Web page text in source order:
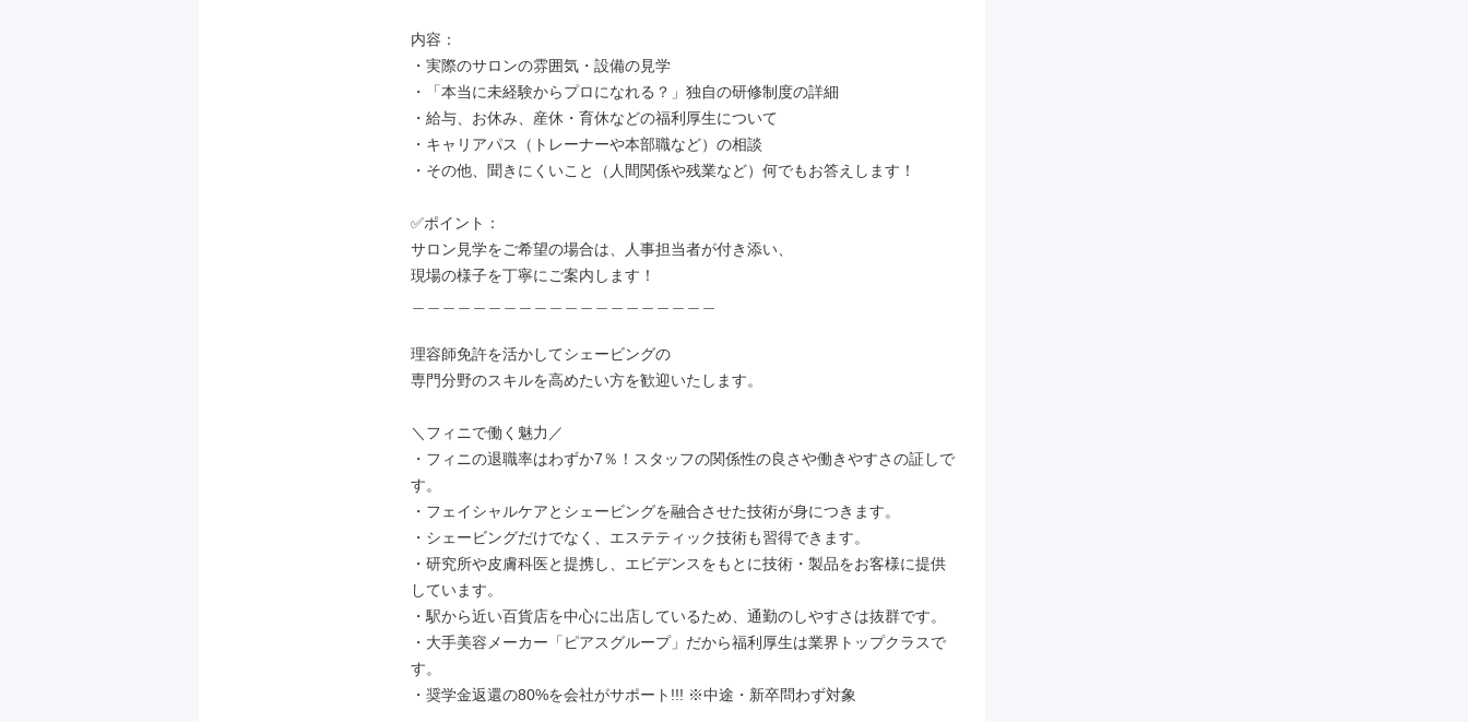
内容：
・実際のサロンの雰囲気・設備の見学
・「本当に未経験からプロになれる？」独自の研修制度の詳細
・給与、お休み、産休・育休などの福利厚生について
・キャリアパス（トレーナーや本部職など）の相談
・その他、聞きにくいこと（人間関係や残業など）何でもお答えします！
✅ポイント：
サロン見学をご希望の場合は、人事担当者が付き添い、
現場の様子を丁寧にご案内します！
理容師免許を活かしてシェービングの
専門分野のスキルを高めたい方を歓迎いたします。
＼フィニで働く魅力／
・フィニの退職率はわずか7％！スタッフの関係性の良さや働きやすさの証しで
す。
・フェイシャルケアとシェービングを融合させた技術が身につきます。
・シェービングだけでなく、エステティック技術も習得できます。
・研究所や皮膚科医と提携し、エビデンスをもとに技術・製品をお客様に提供
しています。
・駅から近い百貨店を中心に出店しているため、通勤のしやすさは抜群です。
・大手美容メーカー「ピアスグループ」だから福利厚生は業界トップクラスで
す。
・奨学金返還の80%を会社がサポート!!! ※中途・新卒問わず対象